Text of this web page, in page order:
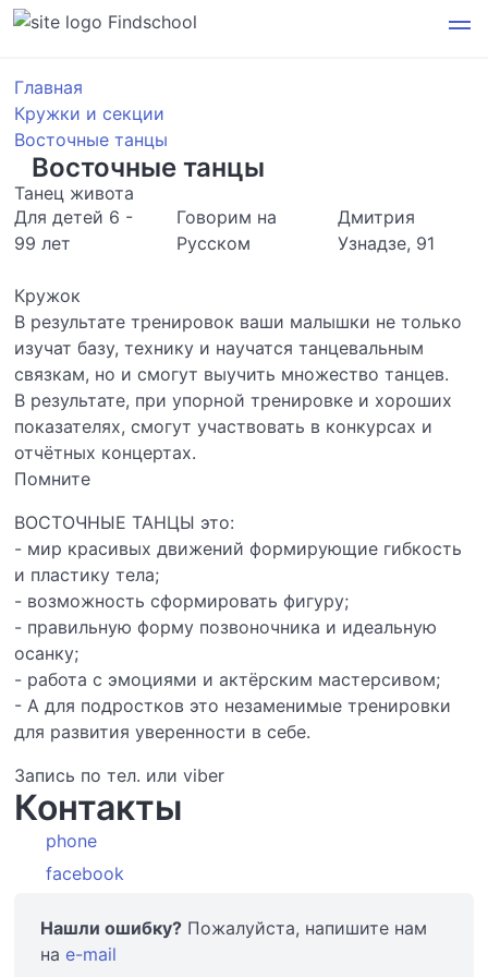
Findschool
Главная
Кружки и секции
Восточные танцы
Восточные танцы
Танец живота
Для детей 6 -
99 лет
Кружок
Говорим на
Русском
Дмитрия
Узнадзе, 91
В результате тренировок ваши малышки не только
изучат базу, технику и научатся танцевальным
связкам, но и смогут выучить множество танцев.
В результате, при упорной тренировке и хороших
показателях, смогут участвовать в конкурсах и
отчётных концертах.
Помните
ВОСТОЧНЫЕ ТАНЦЫ это:
- мир красивых движений формирующие гибкость
и пластику тела;
- возможность сформировать фигуру;
- правильную форму позвоночника и идеальную
осанку;
- работа с эмоциями и актёрским мастерсивом;
- А для подростков это незаменимые тренировки
для развития уверенности в себе.
Запись по тел. или viber
Контакты
phone
facebook
Нашли ошибку? Пожалуйста, напишите нам
наe-mail